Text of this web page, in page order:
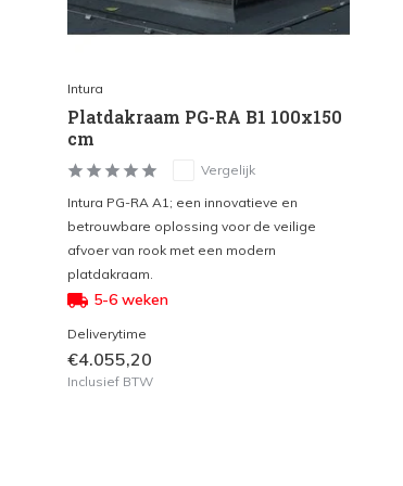
Intura
Platdakraam PG-RA B1 100x150
cm
Vergelijk
Intura PG-RA A1; een innovatieve en
betrouwbare oplossing voor de veilige
afvoer van rook met een modern
platdakraam.
5-6 weken
Deliverytime
€4.055,20
Inclusief BTW